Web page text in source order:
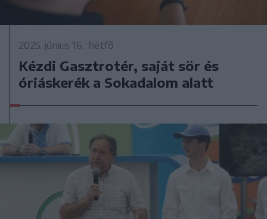
2025. június 16., hétfő
Kézdi Gasztrotér, saját sör és
óriáskerék a Sokadalom alatt